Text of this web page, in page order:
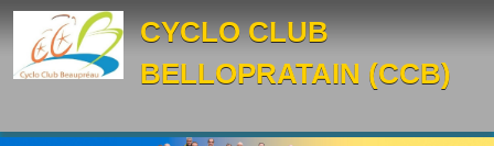
CYCLO CLUB
BELLOPRATAIN (CCB)
Panneau de gestion des cookies